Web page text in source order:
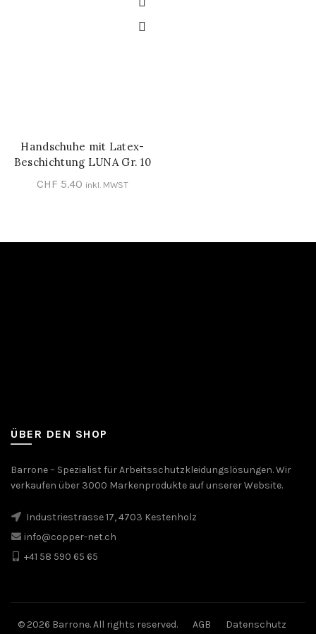
IN DEN WARENKORB
Handschuhe mit Latex-
Beschichtung LUNA Gr. 10
CHF 5.40 inkl. MWST
ÜBER DEN SHOP
Barrone – Spezialist für Arbeitsschutzkleidungslösungen. Wir
verkaufen über 3000 Markenprodukte auf unserer Website.
Industriestrasse 17, 4703 Kestenholz
info@copper-net.ch
+41 58 590 65 65
© 2026 Barrone. All rights reserved. AGB Datenschutz